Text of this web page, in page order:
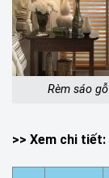
Rèm sáo
>> Xem chi tiết: